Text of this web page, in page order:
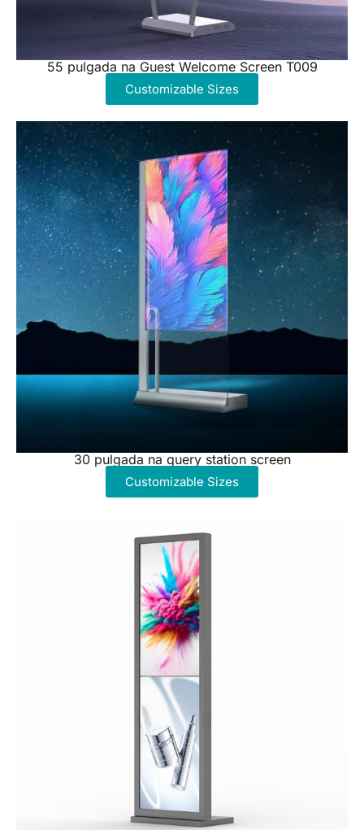
55 pulgada na Guest Welcome Screen T009
Customizable Sizes
30 pulgada na query station screen
Customizable Sizes